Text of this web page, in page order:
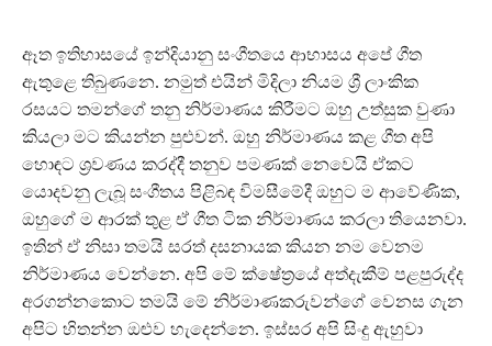
ඈත ඉතිහාසයේ ඉන්දියානු සංගීතයෙ ආභාසය අපේ ගීත
ඇතුළෙ තිබුණනෙ. නමුත් එයින් මිදිලා නියම ශ්‍රී ලාංකික
රසයට තමන්ගේ තනු නිර්මාණය කිරීමට ඔහු උත්සුක වුණා
කියලා මට කියන්න පුළුවන්. ඔහු නිර්මාණය කළ ගීත අපි
හොඳට ශ්‍රවණය කරද්දී තනුව පමණක් නෙවෙයි ඒකට
යොදවනු ලැබූ සංගීතය පිළිබඳ විමසීමේදී ඔහුට ම ආවේණික,
ඔහුගේ ම ආරක් තුළ ඒ ගීත ටික නිර්මාණය කරලා තියෙනවා.
ඉතින් ඒ නිසා තමයි සරත් දසනායක කියන නම වෙනම
නිර්මාණය වෙන්නෙ. අපි මේ ක්ෂේත්‍රයේ අත්දැකීම් පළපුරුද්ද
අරගන්නකොට තමයි මේ නිර්මාණකරුවන්ගේ වෙනස ගැන
අපිට හිතන්න ඔළුව හැදෙන්නෙ. ඉස්සර අපි සිංදු ඇහුවා